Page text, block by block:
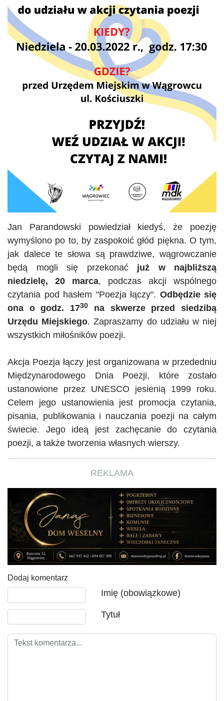
Jan Parandowski powiedział kiedyś, że poezję
wymyślono po to, by zaspokoić głód piękna. O tym,
jak dalece te słowa są prawdziwe, wągrowczanie
będą mogli się przekonać już w najbliższą
niedzielę, 20 marca, podczas akcji wspólnego
czytania pod hasłem "Poezja łączy". Odbędzie się
ona o godz. 1730
na skwerze przed siedzibą
Urzędu Miejskiego. Zapraszamy do udziału w niej
wszystkich miłośników poezji.
Akcja Poezja łączy jest organizowana w przededniu
Międzynarodowego Dnia Poezji, które zostało
ustanowione przez UNESCO jesienią 1999 roku.
Celem jego ustanowienia jest promocja czytania,
pisania, publikowania i nauczania poezji na całym
świecie. Jego ideą jest zachęcanie do czytania
poezji, a także tworzenia własnych wierszy.
REKLAMA
Dodaj komentarz
Imię (obowiązkowe)
Tytuł